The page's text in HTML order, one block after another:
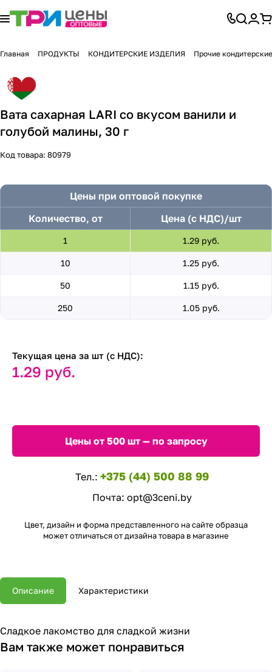
Главная ПРОДУКТЫ КОНДИТЕРСКИЕ ИЗДЕЛИЯ Прочие
Вата сахарная LARI со вкусом ванили и
голубой малины, 30 г
Код товара: 80979
Цены при оптовой покупке
Количество, от
Цена (с НДС)/шт
1 1.29 руб.
10 1.25 руб.
50 1.15 руб.
250 1.05 руб.
Текущая цена за шт (с НДС):
1.29 руб.
Цены от 500 шт — по запросу
Тел.: +375 (44) 500 88 99
Почта: opt@3ceni.by
Цвет, дизайн и форма представленного на сайте образца
может отличаться от дизайна товара в магазине
Описание Характеристики
Сладкое лакомство для сладкой жизни
Вам также может понравиться